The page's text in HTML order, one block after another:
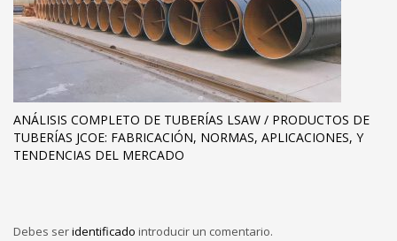
ANÁLISIS COMPLETO DE TUBERÍAS LSAW / PRODUCTOS DE
TUBERÍAS JCOE: FABRICACIÓN, NORMAS, APLICACIONES, Y
TENDENCIAS DEL MERCADO
Debes seridentificado introducir un comentario.